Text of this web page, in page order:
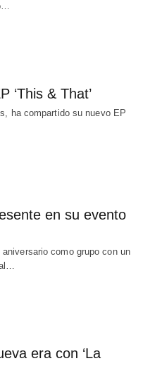
‘This & That’
ha compartido su nuevo EP
en su evento
como grupo con un
era con ‘La